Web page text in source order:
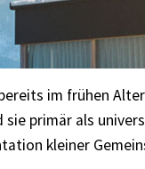
im frühen
primär als
kleiner